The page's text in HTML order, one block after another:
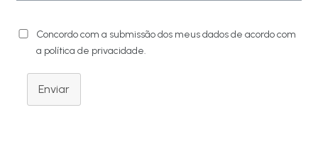
Concordo com a submissão dos meus dados de acordo com
a política de privacidade.
Enviar